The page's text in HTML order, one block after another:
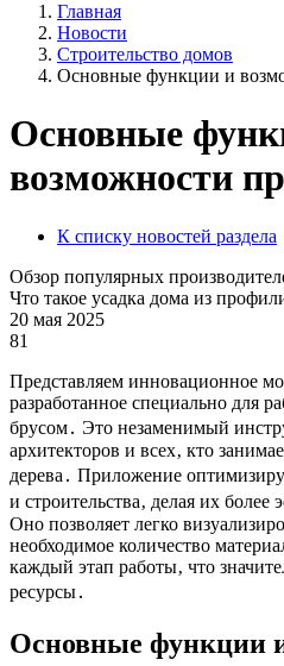
Главная
Новости
Строительство домов
Основные функции и
Основные
возможности
К списку новостей раздела
Обзор популярных
Что такое усадка дома из
20 мая 2025
81
Представляем инновационное
разработанное специально для
брусом․ Это незаменимый
архитекторов и всех‚ кто
дерева․ Приложение
и строительства‚ делая их
Оно позволяет легко
необходимое количество
каждый этап работы‚ что
ресурсы․
Основные функции